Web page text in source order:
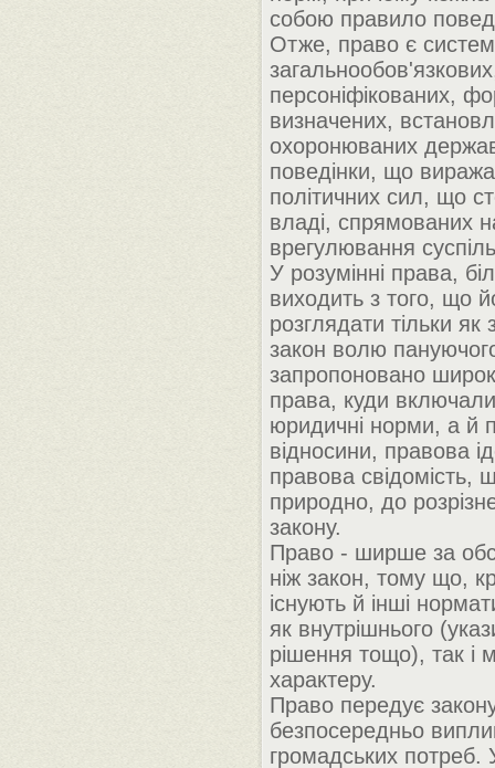
собою правило
Отже, право є
персоніфікованих,
визначених,
охоронюваних
поведінки, що
політичних сил, що
владі, спрямованих
врегулювання
У розумінні права,
виходить з того, що
розглядати тільки як
закон волю
запропоновано
права, куди
юридичні норми, а й
відносини, правова
правова свідомість,
природно, до
закону.
Право - ширше за
ніж закон, тому що,
існують й інші
як внутрішнього
рішення тощо), так і
характеру.
Право передує
безпосередньо
громадських потреб.